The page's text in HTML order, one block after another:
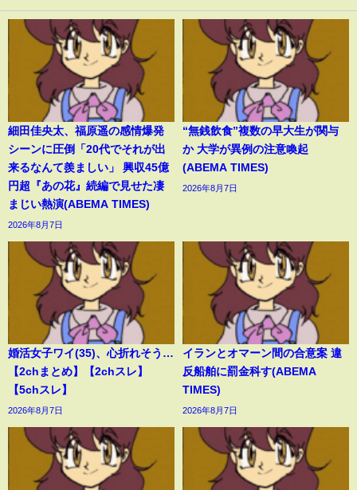
細田佳央太、福原遥の感情爆発
シーンに圧倒「20代でそれが出
来るなんて羨ましい」 興収45億
円超『あの花』続編で見せた凄
まじい熱演(ABEMA TIMES)
2026年8月7日
“無銭飲食”複数の早大生が関与
か 大学が異例の注意喚起
(ABEMA TIMES)
2026年8月7日
婚活女子ワイ(35)、心折れそう…
【2chまとめ】【2chスレ】
【5chスレ】
2026年8月7日
イランとオマーン間の合意案 違
反船舶に罰金科す(ABEMA
TIMES)
2026年8月7日